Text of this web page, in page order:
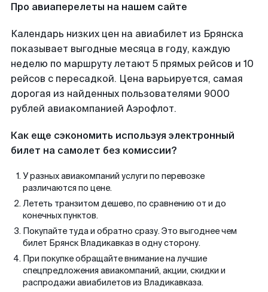
Про авиаперелеты на нашем сайте
Календарь низких цен на авиабилет из Брянска
показывает выгодные месяца в году, каждую
неделю по маршруту летают 5 прямых рейсов и 10
рейсов с пересадкой. Цена варьируется, самая
дорогая из найденных пользователями 9000
рублей авиакомпанией Аэрофлот.
Как еще сэкономить используя электронный
билет на самолет без комиссии?
У разных авиакомпаний услуги по перевозке
различаются по цене.
Лететь транзитом дешево, по сравнению от и до
конечных пунктов.
Покупайте туда и обратно сразу. Это выгоднее чем
билет Брянск Владикавказ в одну сторону.
При покупке обращайте внимание на лучшие
спецпредложения авиакомпаний, акции, скидки и
распродажи авиабилетов из Владикавказа.